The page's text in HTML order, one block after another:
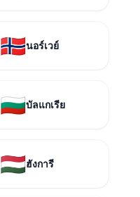
🇳🇴นอร์เวย์
🇧🇬บัลแกเรีย
🇭🇺ฮังการี